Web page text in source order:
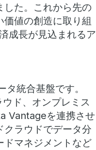
た。これから先の
値の創造に取り組
成長が見込まれるア
統合基盤です。
ド、オンプレミス
Vantageを連携させ
クラウドでデータ分
ドマネジメントなど